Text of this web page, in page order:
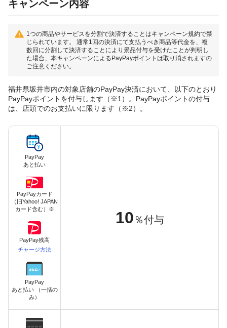
キャンペーン内容
1つの商品やサービスを分割で決済することはキャンペーン規約で禁
じられています。 通常1回の決済にて支払うべき商品等代金を、複
数回に分割して決済することにより景品付与を受けたことが判明し
た場合、本キャンペーンによるPayPayポイントは取り消されますの
ご注意ください。
福井県坂井市内の対象店舗のPayPay決済において、以下のとおり
PayPayポイントを付与します（※1）。PayPayポイントの付与
は、店頭でのお支払いに限ります（※2）。
PayPay
あと払い
PayPayカード
（旧Yahoo! JAPAN
カード含む）※
PayPay残高
チャージ方法
PayPay
あと払い （一括の
み）
10 ％付与